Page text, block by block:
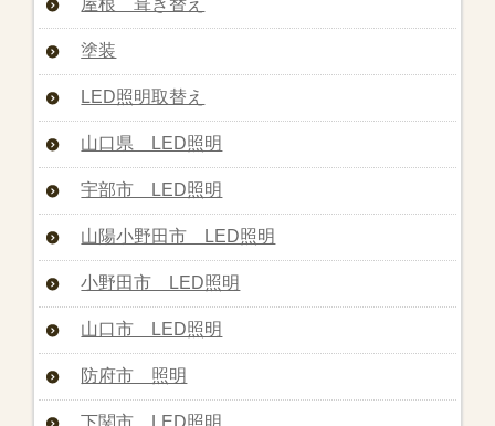
屋根 葺き替え
塗装
LED照明取替え
山口県 LED照明
宇部市 LED照明
山陽小野田市 LED照明
小野田市 LED照明
山口市 LED照明
防府市 照明